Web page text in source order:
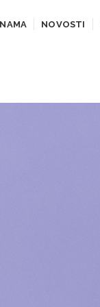
NOVOSTI